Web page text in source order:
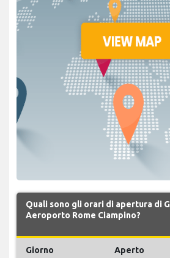
Quali sono gli orari di apertura di
Aeroporto Rome Ciampino?
Giorno Aperto